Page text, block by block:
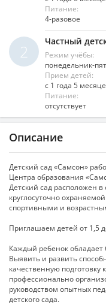
Питание:
4-разовое
2
Частный
Режим учёбы:
понедельник-
Прием детей:
с 1 года 5
Питание:
отсутствует
Описание
Детский сад «Самсон»
Центра образования
Детский сад расположен
круглосуточно
спортивными и
Приглашаем детей от 1,5
Каждый ребенок
Выявить и развить
качественную
профессионально
руководством опытных
детского сада.